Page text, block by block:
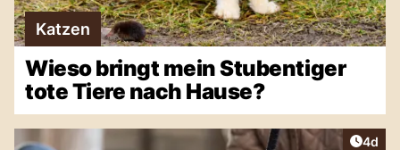
Katzen
Wieso bringt mein Stubentiger
tote Tiere nach Hause?
4d